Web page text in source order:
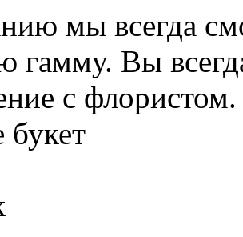
мы всегда
гамму. Вы
с флористом.
букет